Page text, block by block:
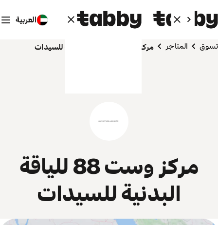
العربية
تسوق المتاجر مركز وست 88 للياقة البدنية للسيدات
مركز وست 88 للياقة
البدنية للسيدات